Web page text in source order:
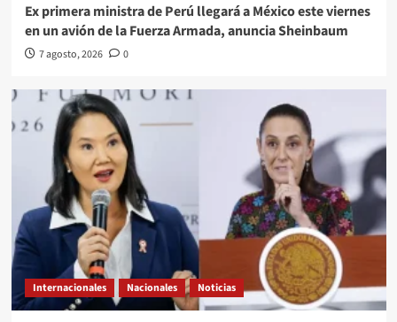
Ex primera ministra de Perú llegará a México este viernes
en un avión de la Fuerza Armada, anuncia Sheinbaum
7 agosto, 2026 0
Internacionales Nacionales Noticias